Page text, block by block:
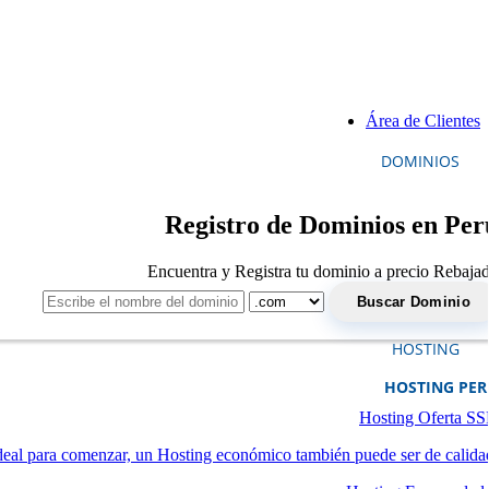
Área de Clientes
DOMINIOS
Registro de Dominios en
Encuentra y Registra tu dominio a precio
HOSTING
HOSTING
Hosting Oferta
para comenzar, un Hosting económico también puede ser de